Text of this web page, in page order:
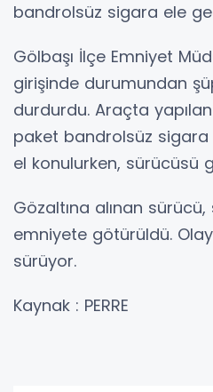
bandrolsüz sigara ele
Gölbaşı İlçe Emniyet
girişinde durumundan
durdurdu. Araçta
paket bandrolsüz
el konulurken, sürücüsü
Gözaltına alınan
emniyete götürüldü.
sürüyor.
Kaynak : PERRE